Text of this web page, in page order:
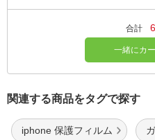
合計
一緒にカ
関連する商品をタグで探す
iphone 保護フィルム